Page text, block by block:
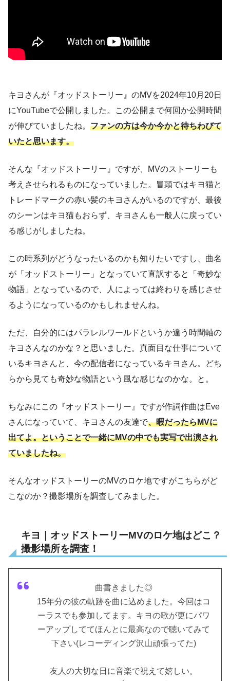
キヨさんが『オッドストーリー』のMVを2024年10月20日
にYouTubeで公開しました。この公開まで何回か公開時間
が伸びていましたね。 ファンの方は今か今かと待ちわびて
いたと思います。
そんな『オッドストーリー』ですが、MVのストーリーも
考えさせられるものになっていました。冒頭ではキヨ猫と
トレードマークの赤い髪のキヨさんがいるのですが、最後
のシーンはキヨ猫もおらず、キヨさんも一般人に戻ってい
る感じがしましたね。
この時系列がどうなったいるのかも知りたいですし、曲名
が「オッドストーリー」となっていて直訳すると「奇妙な
物語」となっているので、人によっては終わりを感じさせ
るようになっているのかもしれませんね。
ただ、自分的にはパラレルワールドというか違う時間軸の
キヨさんなのかな？と思いました。真面目な仕事について
いるキヨさんと、今の配信者になっているキヨさん。どち
らから見ても奇妙な物語という風な感じなのかな。と。
ちなみにこの『オッドストーリー』ですが作詞作曲はEve
さんになっていて、キヨさんの友達で、暇だったらMVに
出てよ。ということで一緒にMVの中でも実写で出演され
ていましたね。
そんなオッドストーリーのMVのロケ地ですがこちらがど
こなのか？撮影場所を調査してみました。
キヨ｜オッドストーリーMVのロケ地はどこ？
撮影場所を調査！
曲書きました◎
15年分の彼の軌跡を曲に込めました。今回はコ
ーラスでも参加してます。キヨの歌が更にパワ
ーアップしててほんとに最高なので聴いてみて
下さい(レコーディング沢山頑張ってた)
友人の大切な日に音楽で祝えて嬉しい。